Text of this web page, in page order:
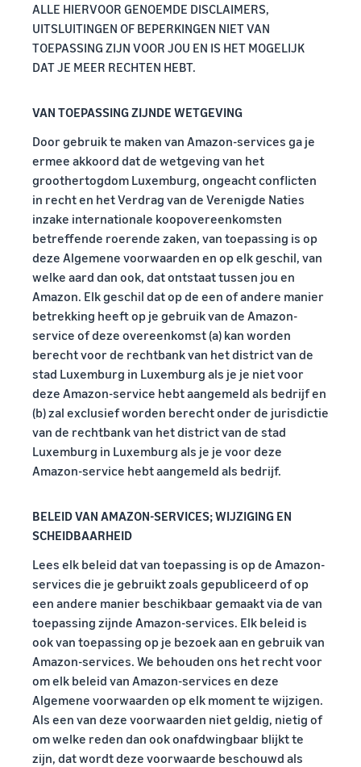
ALLE HIERVOOR GENOEMDE DISCLAIMERS,
UITSLUITINGEN OF BEPERKINGEN NIET VAN
TOEPASSING ZIJN VOOR JOU EN IS HET MOGELIJK
DAT JE MEER RECHTEN HEBT.
VAN TOEPASSING ZIJNDE WETGEVING
Door gebruik te maken van Amazon-services ga je
ermee akkoord dat de wetgeving van het
groothertogdom Luxemburg, ongeacht conflicten
in recht en het Verdrag van de Verenigde Naties
inzake internationale koopovereenkomsten
betreffende roerende zaken, van toepassing is op
deze Algemene voorwaarden en op elk geschil, van
welke aard dan ook, dat ontstaat tussen jou en
Amazon. Elk geschil dat op de een of andere manier
betrekking heeft op je gebruik van de Amazon-
service of deze overeenkomst (a) kan worden
berecht voor de rechtbank van het district van de
stad Luxemburg in Luxemburg als je je niet voor
deze Amazon-service hebt aangemeld als bedrijf en
(b) zal exclusief worden berecht onder de jurisdictie
van de rechtbank van het district van de stad
Luxemburg in Luxemburg als je je voor deze
Amazon-service hebt aangemeld als bedrijf.
BELEID VAN AMAZON-SERVICES; WIJZIGING EN
SCHEIDBAARHEID
Lees elk beleid dat van toepassing is op de Amazon-
services die je gebruikt zoals gepubliceerd of op
een andere manier beschikbaar gemaakt via de van
toepassing zijnde Amazon-services. Elk beleid is
ook van toepassing op je bezoek aan en gebruik van
Amazon-services. We behouden ons het recht voor
om elk beleid van Amazon-services en deze
Algemene voorwaarden op elk moment te wijzigen.
Als een van deze voorwaarden niet geldig, nietig of
om welke reden dan ook onafdwingbaar blijkt te
zijn, dat wordt deze voorwaarde beschouwd als